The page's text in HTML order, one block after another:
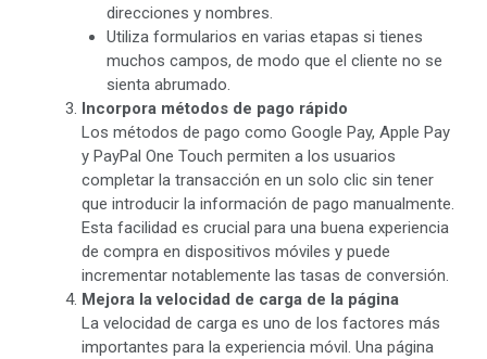
direcciones y nombres.
Utiliza formularios en varias etapas si tienes
muchos campos, de modo que el cliente no se
sienta abrumado.
Incorpora métodos de pago rápido
Los métodos de pago como Google Pay, Apple Pay
y PayPal One Touch permiten a los usuarios
completar la transacción en un solo clic sin tener
que introducir la información de pago manualmente.
Esta facilidad es crucial para una buena experiencia
de compra en dispositivos móviles y puede
incrementar notablemente las tasas de conversión.
Mejora la velocidad de carga de la página
La velocidad de carga es uno de los factores más
importantes para la experiencia móvil. Una página